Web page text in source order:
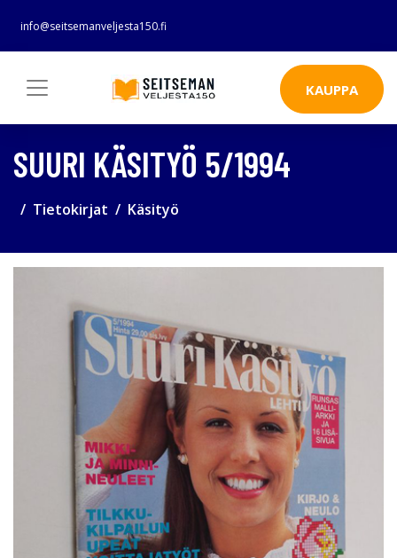
info@seitsemanveljesta150.fi
KAUPPA
SUURI KÄSITYÖ 5/1994
Tietokirjat Käsityö